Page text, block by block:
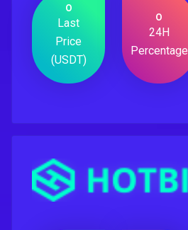
0
Last
Price
(USDT)
0
24H
Percentage